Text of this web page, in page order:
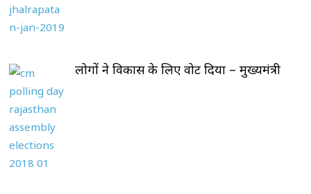
लोगों ने विकास के लिए वोट दिया – मुख्यमंत्री